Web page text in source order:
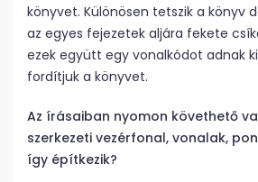
könyvet. Különösen tetszik a könyv
az egyes fejezetek aljára fekete
ezek együtt egy vonalkódot adnak
fordítjuk a könyvet.
Az írásaiban nyomon követhető
szerkezeti vezérfonal, vonalak,
így építkezik?